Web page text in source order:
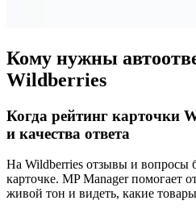
Кому нужны
Wildberries
Когда рейтинг карточки
и качества ответа
На Wildberries отзывы и вопросы
карточке. MP Manager помогает
живой тон и видеть, какие